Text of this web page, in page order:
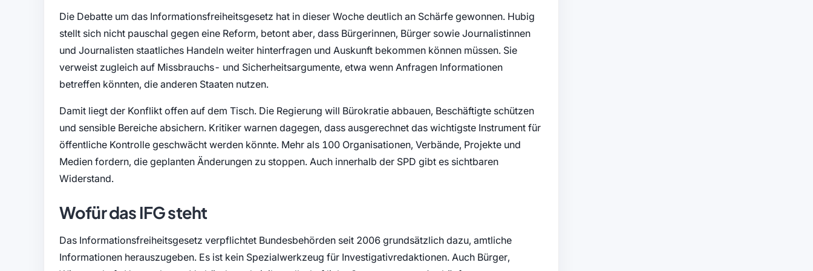
Die Debatte um das Informationsfreiheitsgesetz hat in dieser Woche deutlich an Schärfe gewonnen. Hubig
stellt sich nicht pauschal gegen eine Reform, betont aber, dass Bürgerinnen, Bürger sowie Journalistinnen
und Journalisten staatliches Handeln weiter hinterfragen und Auskunft bekommen können müssen. Sie
verweist zugleich auf Missbrauchs- und Sicherheitsargumente, etwa wenn Anfragen Informationen
betreffen könnten, die anderen Staaten nutzen.
Damit liegt der Konflikt offen auf dem Tisch. Die Regierung will Bürokratie abbauen, Beschäftigte schützen
und sensible Bereiche absichern. Kritiker warnen dagegen, dass ausgerechnet das wichtigste Instrument für
öffentliche Kontrolle geschwächt werden könnte. Mehr als 100 Organisationen, Verbände, Projekte und
Medien fordern, die geplanten Änderungen zu stoppen. Auch innerhalb der SPD gibt es sichtbaren
Widerstand.
Wofür das IFG steht
Das Informationsfreiheitsgesetz verpflichtet Bundesbehörden seit 2006 grundsätzlich dazu, amtliche
Informationen herauszugeben. Es ist kein Spezialwerkzeug für Investigativredaktionen. Auch Bürger,